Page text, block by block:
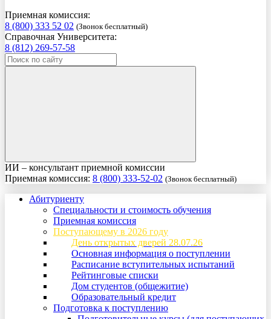
Приемная комиссия:
8 (800) 333 52 02 (Звонок бесплатный)
Справочная Университета:
8 (812) 269-57-58
ИИ – консультант приемной комиссии
Приемная комиссия: 8 (800) 333-52-02 (Звонок бесплатный)
Абитуриенту
Специальности и стоимость обучения
Приемная комиссия
Поступающему в 2026 году
День открытых дверей 28.07.26
Основная информация о поступлении
Расписание вступительных испытаний
Рейтинговые списки
Дом студентов (общежитие)
Образовательный кредит
Подготовка к поступлению